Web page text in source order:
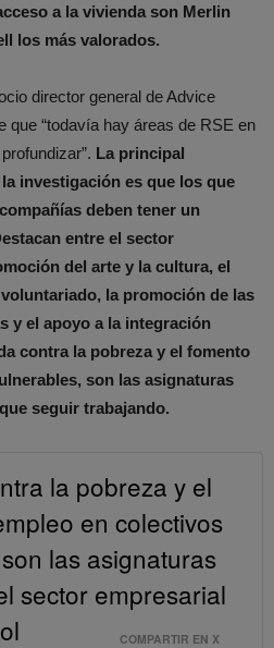
a la vivienda son Merlin
los más valorados.
director general de Advice
que “todavía hay áreas de RSE en
La principal
investigación es que los que
deben tener un
entre el sector
del arte y la cultura, el
la promoción de las
y el apoyo a la integración
contra la pobreza y el fomento
son las asignaturas
seguir trabajando.
la pobreza y el
en colectivos
las asignaturas
sector empresarial
COMPARTIR EN X